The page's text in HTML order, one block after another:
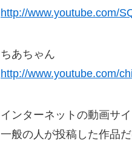
http://www.youtube.com/
ちあちゃん
http://www.youtube.com/
インターネットの動画サ
一般の人が投稿した作品